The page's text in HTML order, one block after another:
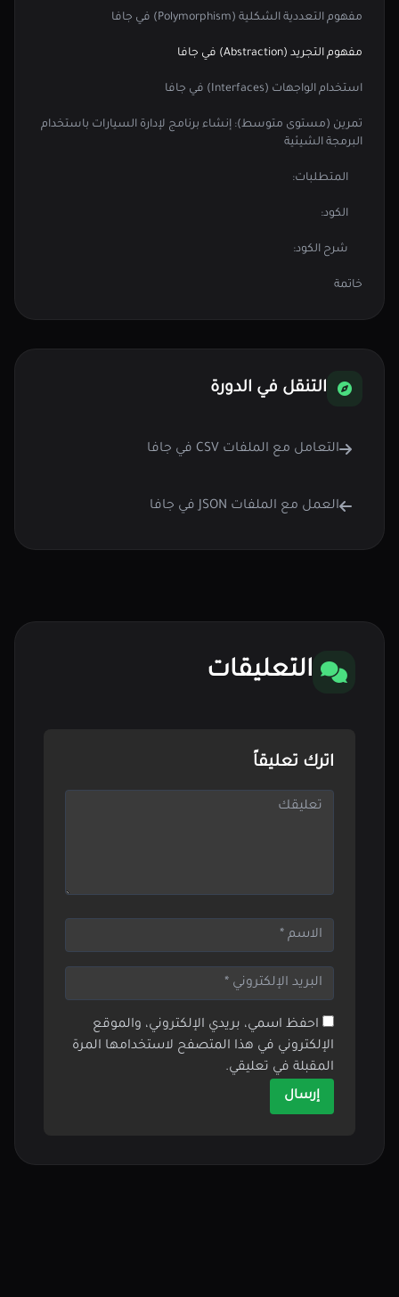
مفهوم التعددية الشكلية (Polymorphism) في جافا
مفهوم التجريد (Abstraction) في جافا
استخدام الواجهات (Interfaces) في جافا
تمرين (مستوى متوسط): إنشاء برنامج لإدارة السيارات باستخدام
البرمجة الشيئية
المتطلبات:
الكود:
شرح الكود:
خاتمة
التنقل في الدورة
التعامل مع الملفات CSV في جافا
العمل مع الملفات JSON في جافا
التعليقات
اترك تعليقاً
احفظ اسمي، بريدي الإلكتروني، والموقع
الإلكتروني في هذا المتصفح لاستخدامها المرة
المقبلة في تعليقي.